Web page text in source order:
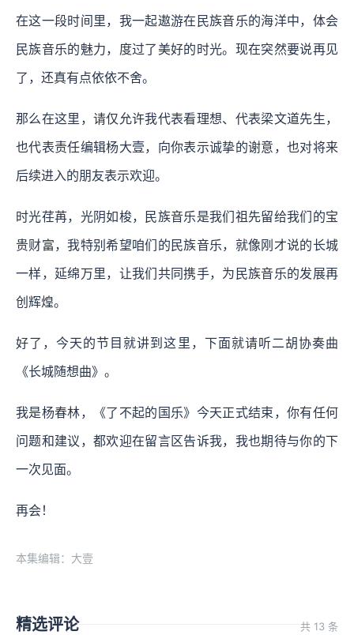
在这一段时间里，我一起遨游在民族音乐的海洋中，体会
民族音乐的魅力，度过了美好的时光。现在突然要说再见
了，还真有点依依不舍。
那么在这里，请仅允许我代表看理想、代表梁文道先生，
也代表责任编辑杨大壹，向你表示诚挚的谢意，也对将来
后续进入的朋友表示欢迎。
时光荏苒，光阴如梭，民族音乐是我们祖先留给我们的宝
贵财富，我特别希望咱们的民族音乐，就像刚才说的长城
一样，延绵万里，让我们共同携手，为民族音乐的发展再
创辉煌。
好了，今天的节目就讲到这里，下面就请听二胡协奏曲
《长城随想曲》。
我是杨春林，《了不起的国乐》今天正式结束，你有任何
问题和建议，都欢迎在留言区告诉我，我也期待与你的下
一次见面。
再会！
本集编辑：大壹
精选评论 共 13 条